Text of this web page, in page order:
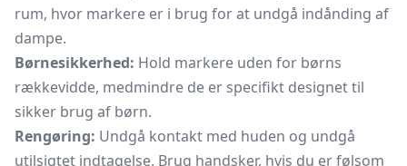
rum, hvor markere er i brug for at undgå indånding af
dampe.
Børnesikkerhed: Hold markere uden for børns
rækkevidde, medmindre de er specifikt designet til
sikker brug af børn.
Rengøring: Undgå kontakt med huden og undgå
utilsigtet indtagelse. Brug handsker, hvis du er følsom